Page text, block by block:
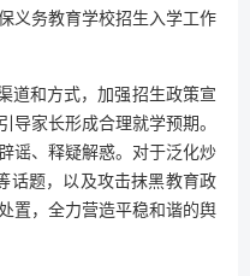
义务教育学校招生入学工作
道和方式，加强招生政策宣
导家长形成合理就学预期。
谣、释疑解惑。对于泛化炒
话题，以及攻击抹黑教育政
置，全力营造平稳和谐的舆